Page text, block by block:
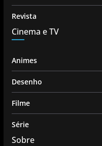
Revista
Cinema e TV
Animes
Desenho
Filme
Série
Sobre